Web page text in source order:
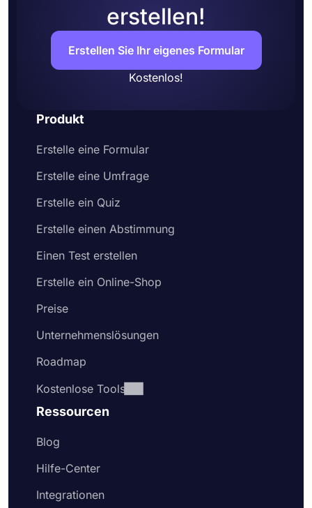
erstellen!
Erstellen Sie Ihr eigenes Formular
Kostenlos!
Produkt
Erstelle eine Formular
Erstelle eine Umfrage
Erstelle ein Quiz
Erstelle einen Abstimmung
Einen Test erstellen
Erstelle ein Online-Shop
Preise
Unternehmenslösungen
Roadmap
Kostenlose Tools
Ressourcen
Blog
Hilfe-Center
Integrationen